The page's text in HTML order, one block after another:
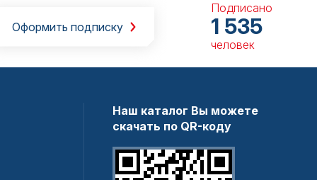
Оформить подписку
Подписано
1 535
человек
Наш каталог Вы можете
скачать по QR-коду